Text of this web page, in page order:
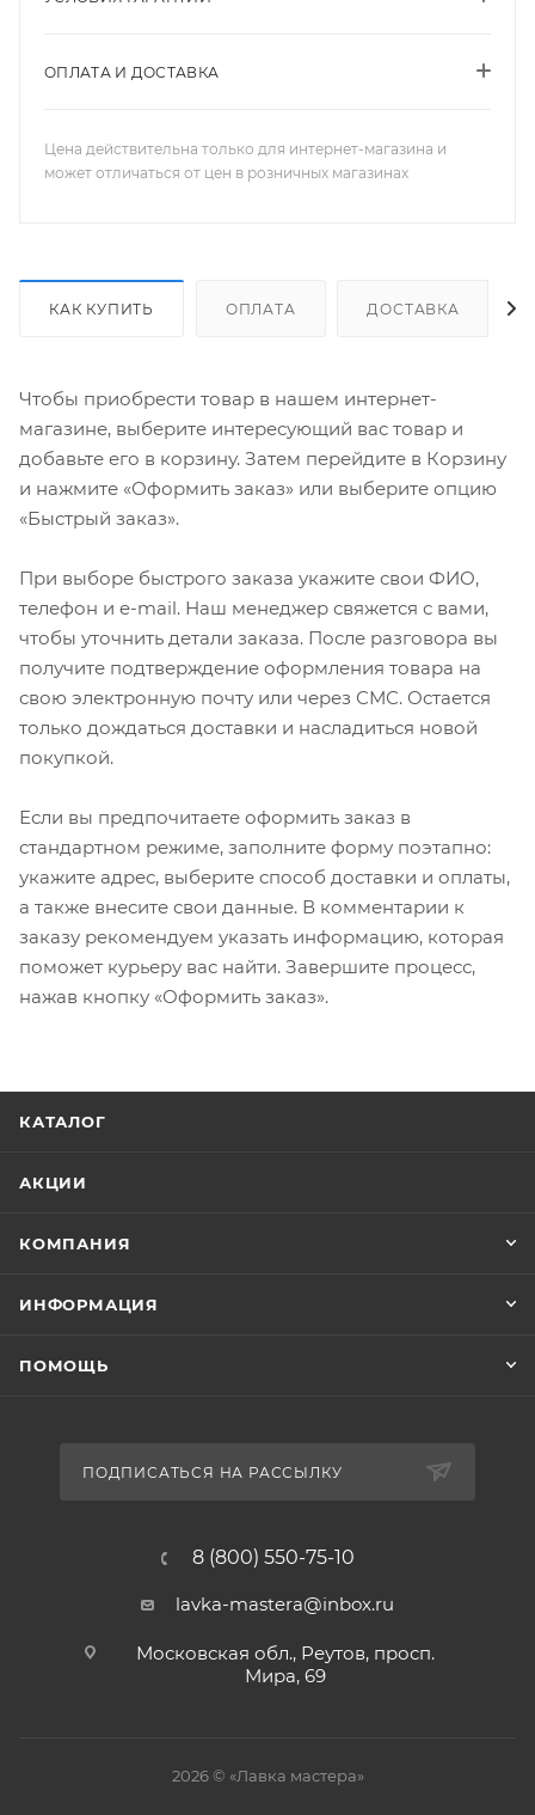
ОПЛАТА И ДОСТАВКА
Цена действительна только для интернет-магазина и
может отличаться от цен в розничных магазинах
КАК КУПИТЬ ОПЛАТА ДОСТАВКА
Чтобы приобрести товар в нашем интернет-
магазине, выберите интересующий вас товар и
добавьте его в корзину. Затем перейдите в Корзину
и нажмите «Оформить заказ» или выберите опцию
«Быстрый заказ».
При выборе быстрого заказа укажите свои ФИО,
телефон и e-mail. Наш менеджер свяжется с вами,
чтобы уточнить детали заказа. После разговора вы
получите подтверждение оформления товара на
свою электронную почту или через СМС. Остается
только дождаться доставки и насладиться новой
покупкой.
Если вы предпочитаете оформить заказ в
стандартном режиме, заполните форму поэтапно:
укажите адрес, выберите способ доставки и оплаты,
а также внесите свои данные. В комментарии к
заказу рекомендуем указать информацию, которая
поможет курьеру вас найти. Завершите процесс,
нажав кнопку «Оформить заказ».
КАТАЛОГ
АКЦИИ
КОМПАНИЯ
ИНФОРМАЦИЯ
ПОМОЩЬ
ПОДПИСАТЬСЯ НА РАССЫЛКУ
8 (800) 550-75-10
lavka-mastera@inbox.ru
Московская обл., Реутов, просп.
Мира, 69
2026 © «Лавка мастера»